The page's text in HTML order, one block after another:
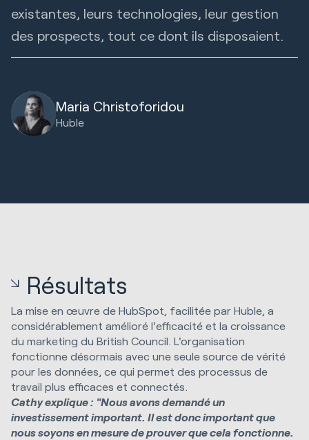
Maria Christoforidou
Huble
existantes, leurs technologies, leur gestion
des prospects, tout ce dont ils disposaient.
Résultats
La mise en œuvre de HubSpot, facilitée par Huble, a
considérablement amélioré l'efficacité et la croissance
du marketing du British Council. L'organisation
fonctionne désormais avec une seule source de vérité
pour les données, ce qui permet des processus de
travail plus efficaces et connectés.
Cathy explique : "Nous avons demandé un
investissement important. Il est donc important que
nous soyons en mesure de prouver que cela fonctionne.